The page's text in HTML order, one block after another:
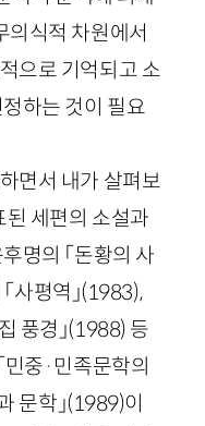
의식적 차원에서
으로 기억되고 소
하는 것이 필요
면서 내가 살펴보
된 세편의 소설과
명의 「돈황의 사
사평역」(1983),
풍경」(1988) 등
민중 · 민족문학의
문학」(1989)이